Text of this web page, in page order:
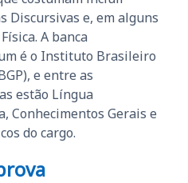
Discursivas e, em alguns
A banca
é o Instituto Brasileiro
e entre as
estão Língua
Conhecimentos Gerais e
do cargo.